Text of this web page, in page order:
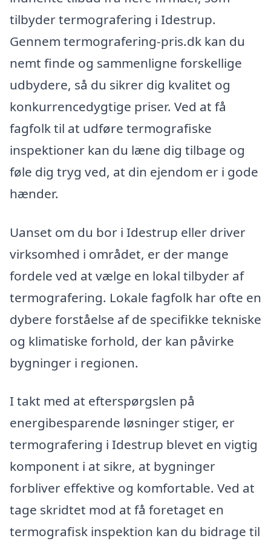
tilbyder termografering i Idestrup.
Gennem termografering-pris.dk kan du
nemt finde og sammenligne forskellige
udbydere, så du sikrer dig kvalitet og
konkurrencedygtige priser. Ved at få
fagfolk til at udføre termografiske
inspektioner kan du læne dig tilbage og
føle dig tryg ved, at din ejendom er i gode
hænder.
Uanset om du bor i Idestrup eller driver
virksomhed i området, er der mange
fordele ved at vælge en lokal tilbyder af
termografering. Lokale fagfolk har ofte en
dybere forståelse af de specifikke tekniske
og klimatiske forhold, der kan påvirke
bygninger i regionen.
I takt med at efterspørgslen på
energibesparende løsninger stiger, er
termografering i Idestrup blevet en vigtig
komponent i at sikre, at bygninger
forbliver effektive og komfortable. Ved at
tage skridtet mod at få foretaget en
termografisk inspektion kan du bidrage til